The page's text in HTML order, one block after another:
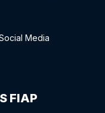
Media
FIAP